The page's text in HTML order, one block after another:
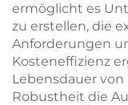
ermöglicht es
zu erstellen, die
Anforderungen
Kosteneffizienz
Lebensdauer
Robustheit die